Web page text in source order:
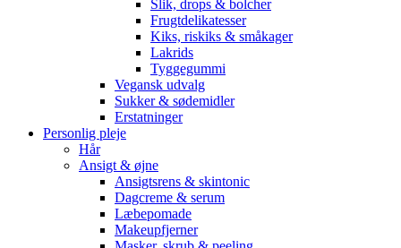
Slik, drops & bolcher
Frugtdelikatesser
Kiks, riskiks & småkager
Lakrids
Tyggegummi
Vegansk udvalg
Sukker & sødemidler
Erstatninger
Personlig pleje
Hår
Ansigt & øjne
Ansigtsrens & skintonic
Dagcreme & serum
Læbepomade
Makeupfjerner